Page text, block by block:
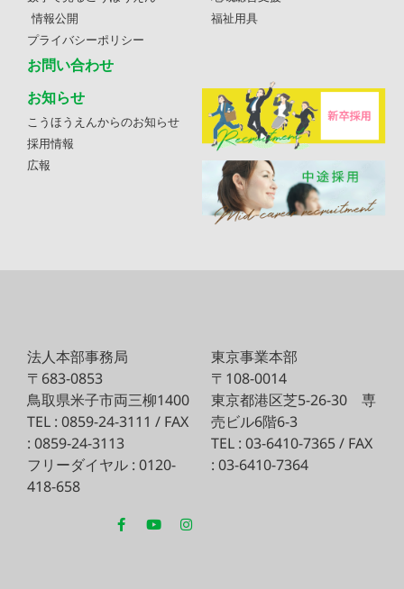
情報公開
プライバシーポリシー
お問い合わせ
福祉用具
お知らせ
こうほうえんからのお知らせ
採用情報
広報
法人本部事務局
〒683-0853
鳥取県米子市両三柳1400
TEL : 0859-24-3111 / FAX
: 0859-24-3113
フリーダイヤル : 0120-
418-658
東京事業本部
〒108-0014
東京都港区芝5-26-30 専
売ビル6階6-3
TEL : 03-6410-7365 / FAX
: 03-6410-7364